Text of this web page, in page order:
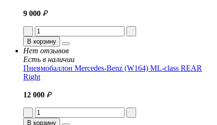
9 000 ₽
В корзину
Нет отзывов
Есть в наличии
Пневмобаллон Mercedes-Benz (W164) ML-class REAR
Right
12 000 ₽
В корзину